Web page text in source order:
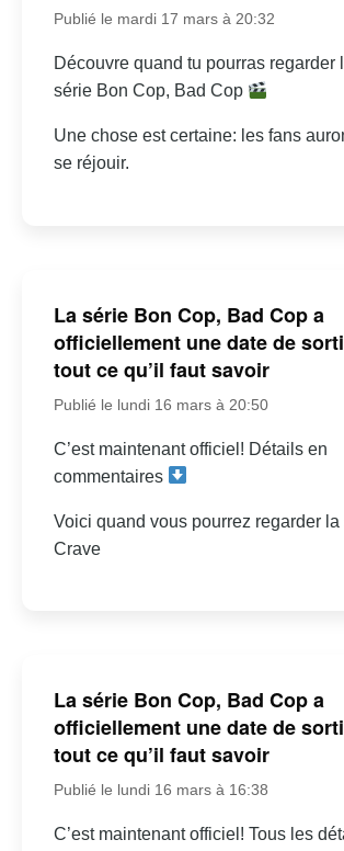
Publié le mardi 17 mars à 20:32
Découvre quand tu pourras regarder
série Bon Cop, Bad Cop
Une chose est certaine: les fans
se réjouir.
La série Bon Cop, Bad Cop a
officiellement une date de
tout ce qu’il faut savoir
Publié le lundi 16 mars à 20:50
C’est maintenant officiel! Détails en
commentaires
Voici quand vous pourrez regarder la
Crave
La série Bon Cop, Bad Cop a
officiellement une date de
tout ce qu’il faut savoir
Publié le lundi 16 mars à 16:38
C’est maintenant officiel! Tous les